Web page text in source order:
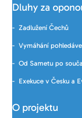
Dluhy za
Zadlužení Čechů
Vymáhání
Od Sametu po
Exekuce v Česku a
O projektu